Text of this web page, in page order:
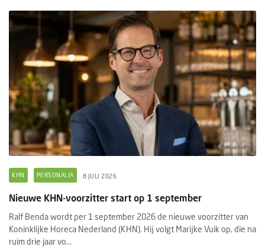
KHN PERSONALIA 8 JULI 2026
Nieuwe KHN-voorzitter start op 1 september
Ralf Benda wordt per 1 september 2026 de nieuwe voorzitter van
Koninklijke Horeca Nederland (KHN). Hij volgt Marijke Vuik op, die na
ruim drie jaar vo...